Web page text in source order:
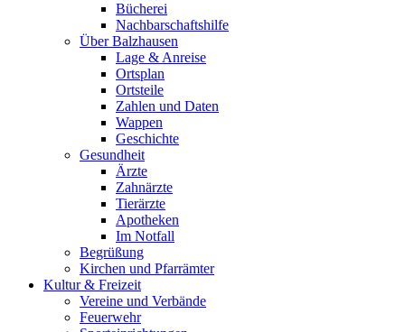
Bücherei
Nachbarschaftshilfe
Über Balzhausen
Lage & Anreise
Ortsplan
Ortsteile
Zahlen und Daten
Wappen
Geschichte
Gesundheit
Ärzte
Zahnärzte
Tierärzte
Apotheken
Im Notfall
Begrüßung
Kirchen und Pfarrämter
Kultur & Freizeit
Vereine und Verbände
Feuerwehr